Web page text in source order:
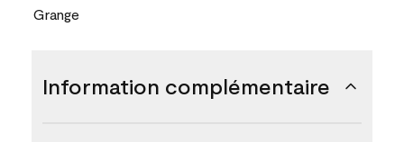
Grange
Information complémentaire